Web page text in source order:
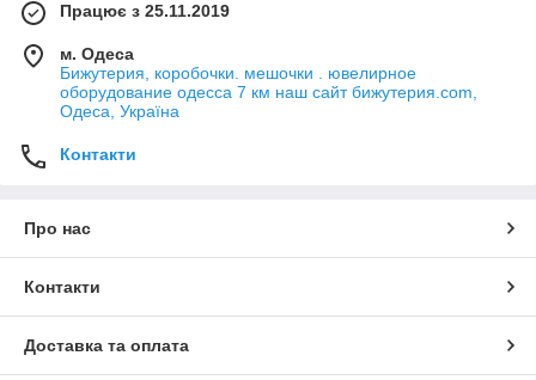
Працює з 25.11.2019
м. Одеса
Бижутерия, коробочки. мешочки . ювелирное
оборудование одесса 7 км наш сайт бижутерия.com,
Одеса, Україна
Контакти
Про нас
Контакти
Доставка та оплата